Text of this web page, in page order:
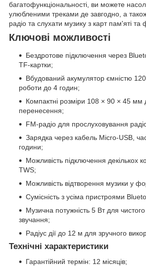
багатофункціональності, ви можете
улюбленими треками де завгодно, а
радіо та слухати музику з карт пам'яті
Ключові можливості
Бездротове підключення через
TF-картки;
Вбудований акумулятор ємністю
роботи до 4 годин;
Компактні розміри 108 × 90 × 45 мм
перенесення;
FM-радіо для прослуховування
Зарядка через кабель Micro-USB,
години;
Можливість підключення декількох
TWS;
Можливість відтворення музики у
Сумісність з усіма пристроями
Музична потужність 5 Вт для чистого
звучання;
Радіус дії до 12 м для зручного
Технічні характеристики
Гарантійний термін: 12 місяців;